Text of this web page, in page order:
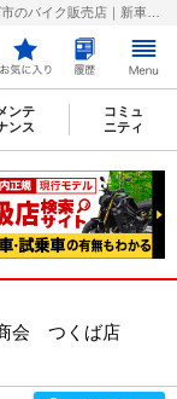
メンテ
ンス
コミュ
ニティ
商会 つくば店